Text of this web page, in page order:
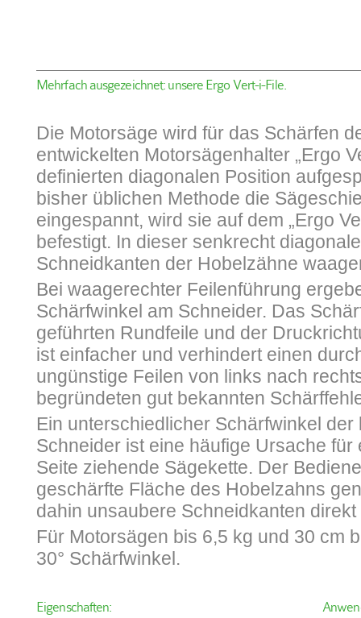
Mehrfach ausgezeichnet: unsere Ergo Vert-i-File.
Die Motorsäge wird für das Schärfen
entwickelten Motorsägenhalter „Ergo
definierten diagonalen Position
bisher üblichen Methode die
eingespannt, wird sie auf dem „Ergo
befestigt. In dieser senkrecht
Schneidkanten der Hobelzähne
Bei waagerechter Feilenführung
Schärfwinkel am Schneider. Das
geführten Rundfeile und der
ist einfacher und verhindert einen
ungünstige Feilen von links nach
begründeten gut bekannten
Ein unterschiedlicher Schärfwinkel
Schneider ist eine häufige Ursache für
Seite ziehende Sägekette. Der
geschärfte Fläche des Hobelzahns
dahin unsaubere Schneidkanten
Für Motorsägen bis 6,5 kg und 30 cm
30° Schärfwinkel.
Eigenschaften: